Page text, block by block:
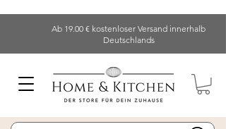
Ab 19.00 € kostenloser Versand innerhalb
Deutschlands